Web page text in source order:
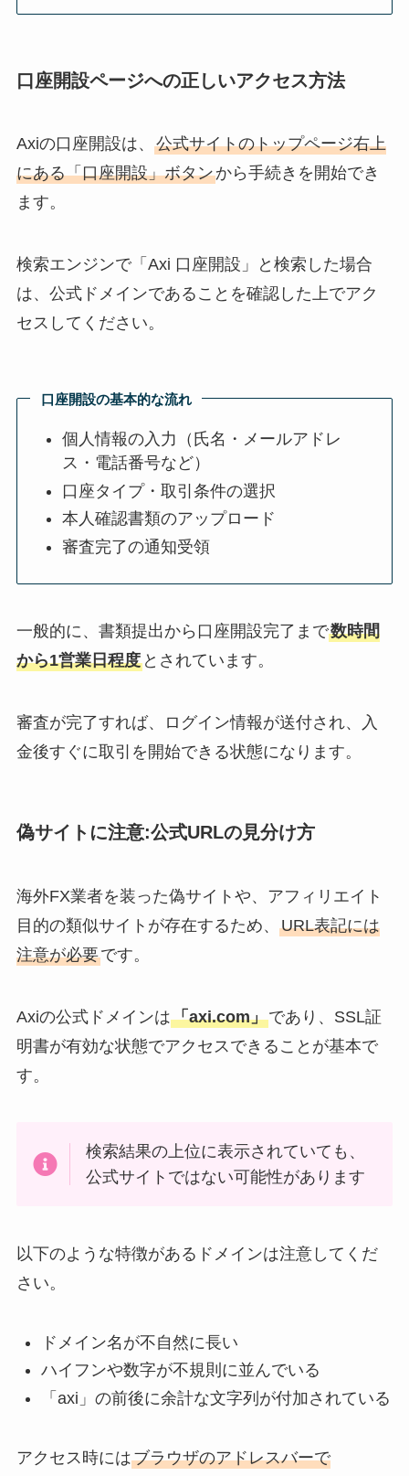
口座開設ページへの正しいアクセス方法
Axiの口座開設は、 公式サイトのトップページ右上
にある「口座開設」ボタンから手続きを開始でき
ます。
検索エンジンで「Axi 口座開設」と検索した場合
は、公式ドメインであることを確認した上でアク
セスしてください。
口座開設の基本的な流れ
個人情報の入力（氏名・メールアドレ
ス・電話番号など）
口座タイプ・取引条件の選択
本人確認書類のアップロード
審査完了の通知受領
一般的に、書類提出から口座開設完了まで数時間
から1営業日程度とされています。
審査が完了すれば、ログイン情報が送付され、入
金後すぐに取引を開始できる状態になります。
偽サイトに注意:公式URLの見分け方
海外FX業者を装った偽サイトや、アフィリエイト
目的の類似サイトが存在するため、 URL表記には
注意が必要です。
Axiの公式ドメインは「axi.com」であり、SSL証
明書が有効な状態でアクセスできることが基本で
す。
検索結果の上位に表示されていても、
公式サイトではない可能性があります
以下のような特徴があるドメインは注意してくだ
さい。
ドメイン名が不自然に長い
ハイフンや数字が不規則に並んでいる
「axi」の前後に余計な文字列が付加されている
アクセス時にはブラウザのアドレスバーで